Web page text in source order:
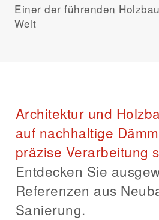
Einer der führenden
Welt
Architektur und
auf nachhaltige
präzise Verarbeitung
Entdecken Sie
Referenzen aus
Sanierung.